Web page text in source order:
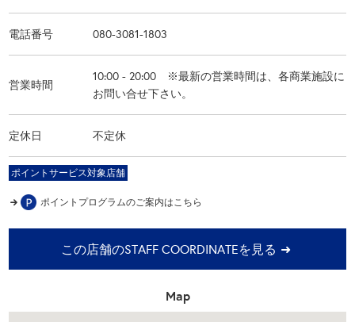
電話番号 080-3081-1803
営業時間
10:00 - 20:00 ※最新の営業時間は、各商業施設に
お問い合せ下さい。
定休日 不定休
ポイントサービス対象店舗
ポイントプログラムのご案内はこちら
この店舗のSTAFF COORDINATEを見る
Map